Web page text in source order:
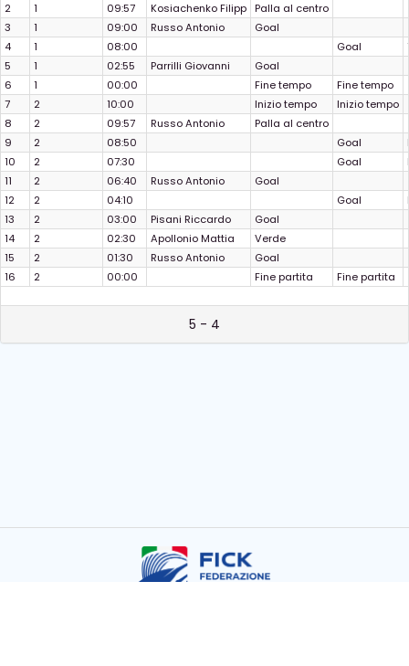
2
1 09:57 Kosiachenko Filipp Palla al centro
3
1 09:00 Russo Antonio
Goal
4
1 08:00 Goal
5
1 02:55 Parrilli Giovanni
Goal
6
1 00:00 Fine tempo
Fine tempo
7
2 10:00 Inizio tempo
Inizio tempo
8
2 09:57 Russo Antonio
Palla al centro
9
2 08:50 Goal
10
2 07:30 Goal
11
2 06:40 Russo Antonio
Goal
12
2 04:10 Goal
13
2 03:00 Pisani Riccardo
Goal
14
2 02:30 Apollonio Mattia
Verde
15
2 01:30 Russo Antonio
Goal
16
2 00:00 Fine partita Fine partita
5 - 4